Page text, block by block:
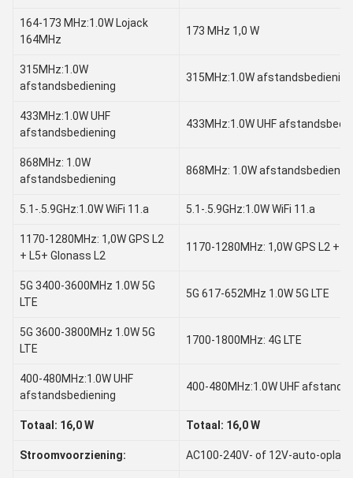
164-173 MHz:1.0W Lojack
164MHz
173 MHz 1,0 W
315MHz:1.0W
afstandsbediening
315MHz:1.0W afstandsbediening
433MHz:1.0W UHF
afstandsbediening
433MHz:1.0W UHF
868MHz: 1.0W
afstandsbediening
868MHz: 1.0W
5.1-.5.9GHz:1.0W WiFi 11.a 5.1-.5.9GHz:1.0W WiFi 11.a
1170-1280MHz: 1,0W GPS L2
+ L5+ Glonass L2
1170-1280MHz: 1,0W GPS L2 +
5G 3400-3600MHz 1.0W 5G
LTE
5G 617-652MHz 1.0W 5G LTE
5G 3600-3800MHz 1.0W 5G
LTE
1700-1800MHz: 4G LTE
400-480MHz:1.0W UHF
afstandsbediening
400-480MHz:1.0W UHF
Totaal: 16,0 W Totaal: 16,0 W
Stroomvoorziening: AC100-240V- of 12V-auto-